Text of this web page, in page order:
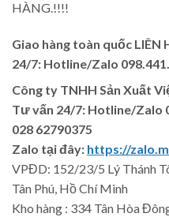
HÀNG.!!!!
Giao hàng toàn quốc LIÊN
24/7: Hotline/Zalo
Công ty TNHH Sản Xuất
Tư vấn 24/7: Hotline/Zalo
028 62790375
Zalo tại đây: https://
VPĐD: 152/23/5 Lý Thánh
Tân Phú, Hồ Chí Minh
Kho hàng : 334 Tân Hòa